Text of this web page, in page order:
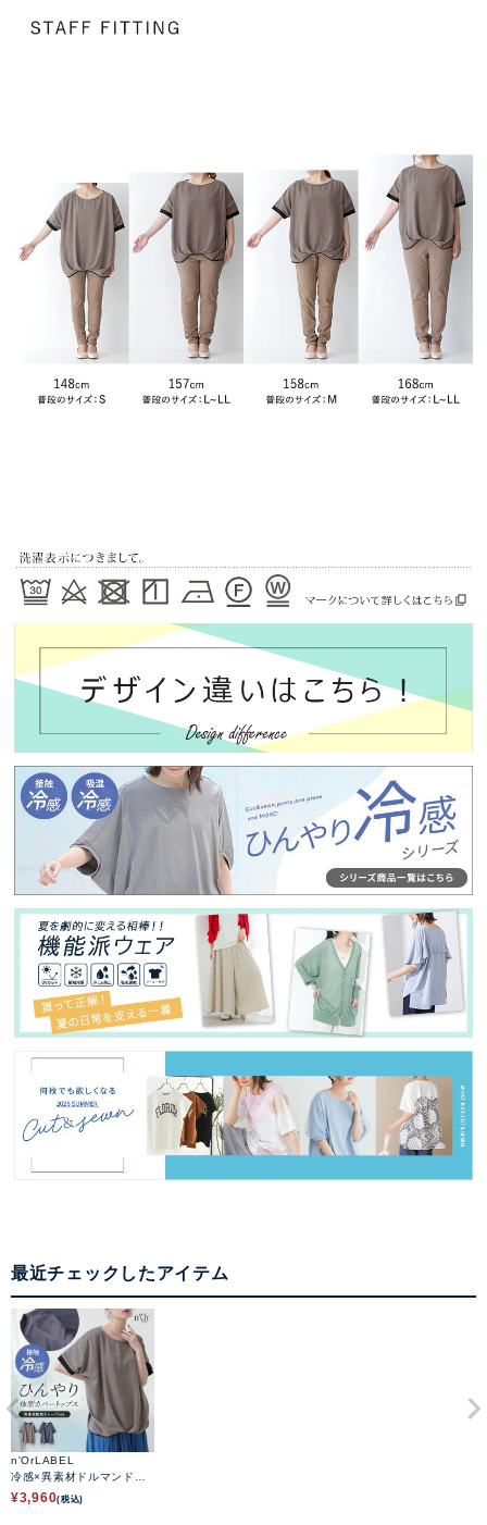
最近チェックしたアイテム
n'OrLABEL
冷感×異素材ドルマンドレ
ープトップス
¥3,960(税込)